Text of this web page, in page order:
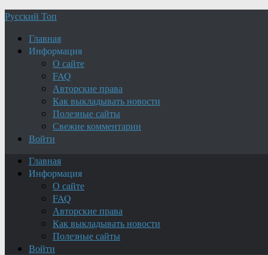
Русский Топ
Главная
Информация
О сайте
FAQ
Авторские права
Как выкладывать новости
Полезные сайты
Свежие комментарии
Войти
Главная
Информация
О сайте
FAQ
Авторские права
Как выкладывать новости
Полезные сайты
Войти